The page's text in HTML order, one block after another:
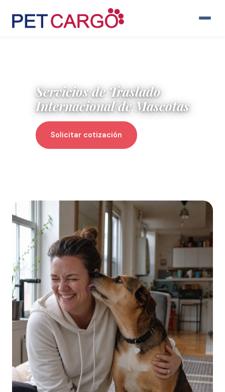
Servicios de Traslado
Internacional de Mascotas
Solicitar cotización